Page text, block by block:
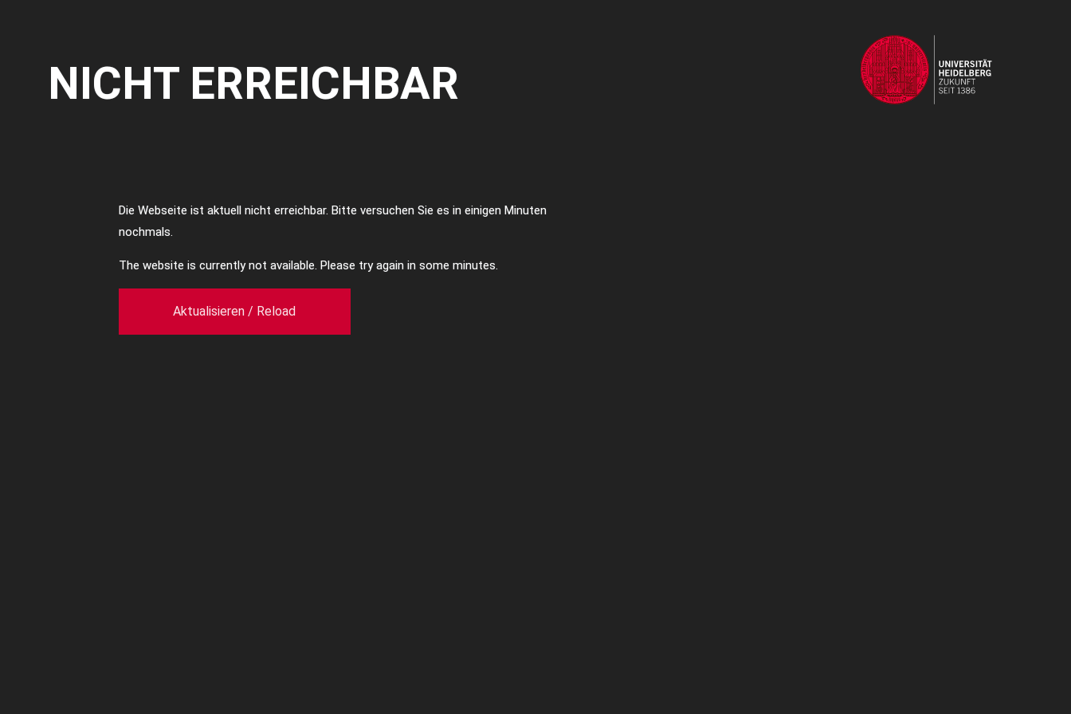
NICHT ERREICHBAR
Die Webseite ist aktuell nicht erreichbar. Bitte versuchen Sie es in einigen Minuten
nochmals.
The website is currently not available. Please try again in some minutes.
Aktualisieren / Reload